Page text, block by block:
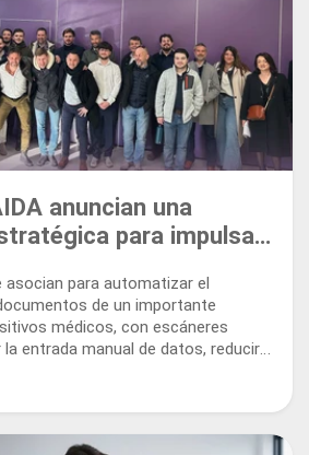
anuncian una
para impulsar
asocian para automatizar el
de un importante
médicos, con escáneres
la entrada manual de datos, reducir
y acelerar el flujo de caja con
por IA.